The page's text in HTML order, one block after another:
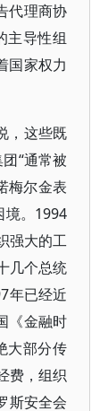
代理商协
主导性组
国家权力
，这些既
“通常被
梅尔金表
境。1994
强大的工
几个总统
年已经近
《金融时
大部分传
费，组织
斯安全会